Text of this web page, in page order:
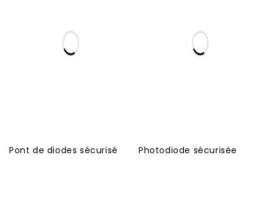
Pont de diodes sécurisé Photodiode sécurisée